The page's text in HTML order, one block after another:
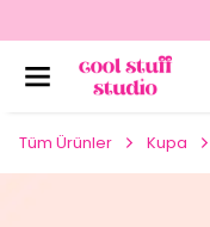
Tüm Ürünler Kupa